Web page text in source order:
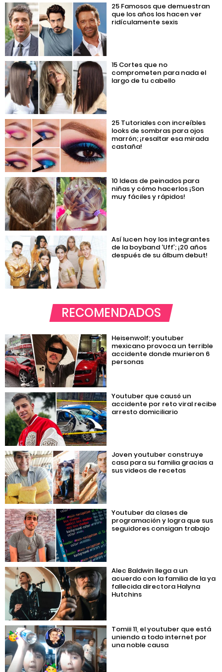
25 Famosos que demuestran
que los años los hacen ver
ridículamente sexis
15 Cortes que no
comprometen para nada el
largo de tu cabello
25 Tutoriales con increíbles
looks de sombras para ojos
marrón; ¡resaltar esa mirada
castaña!
10 Ideas de peinados para
niñas y cómo hacerlos ¡Son
muy fáciles y rápidos!
Así lucen hoy los integrantes
de la boyband ‘Uff’; ¡20 años
después de su álbum debut!
RECOMENDADOS
Heisenwolf; youtuber
mexicano provoca un terrible
accidente donde murieron 6
personas
Youtuber que causó un
accidente por reto viral recibe
arresto domiciliario
Joven youtuber construye
casa para su familia gracias a
sus videos de recetas
Youtuber da clases de
programación y logra que sus
seguidores consigan trabajo
Alec Baldwin llega a un
acuerdo con la familia de la ya
fallecida directora Halyna
Hutchins
Tomiii 11, el youtuber que está
uniendo a todo internet por
una noble causa